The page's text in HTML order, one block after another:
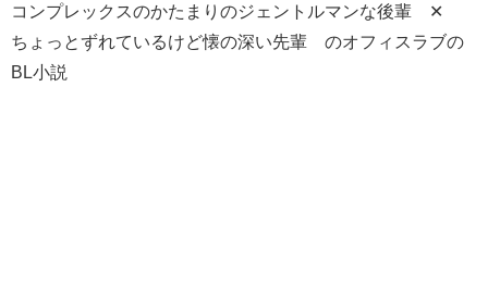
コンプレックスのかたまりのジェントルマンな後輩 ✕
ちょっとずれているけど懐の深い先輩 のオフィスラブの
BL小説